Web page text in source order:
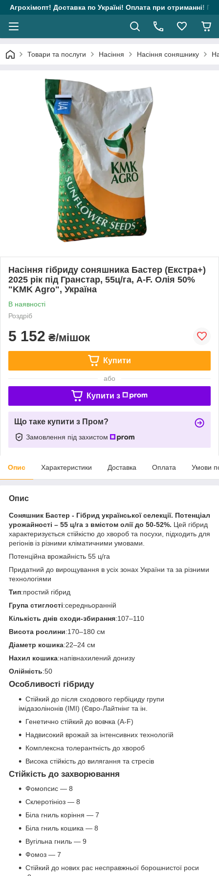
Агрохімопт! Доставка по Україні! Оплата при отриманні!
Товари та послуги Насіння Насіння соняшнику
Насіння гібриду соняшника Бастер (Екстра+)
2025 рік під Гранстар, 55ц/га, A-F. Олія 50%
"KMK Agro", Україна
В наявності
Роздріб
5 152 ₴/мішок
Купити
або
Купити з
Що таке купити з Пром?
Замовлення під захистом
Опис Характеристики Доставка Оплата Умови
Опис
Соняшник Бастер - Гібрид української селекції. Потенціал
урожайності – 55 ц/га з вмістом олії до 50-52%. Цей гібрид
характеризується стійкістю до хвороб та посухи, підходить для
регіонів із різними кліматичними умовами.
Потенційна врожайність 55 ц/га
Придатний до вирощування в усіх зонах України та за різними
технологіями
Тип:простий гібрид
Група стиглості:середньоранній
Кількість днів сходи-збирання:107–110
Висота рослини:170–180 см
Діаметр кошика:22–24 см
Нахил кошика:напівнахилений донизу
Олійність:50
Особливості гібриду
Стійкий до після сходового гербіциду групи
імідазолінонів (IMI) (Євро-Лайтнінг та ін.
Генетично стійкий до вовчка (A-F)
Надвисокий врожай за інтенсивних технологій
Комплексна толерантність до хвороб
Висока стійкість до вилягання та стресів
Стійкість до захворювання
Фомопсис — 8
Склеротініоз — 8
Біла гниль коріння — 7
Біла гниль кошика — 8
Вугільна гниль — 9
Фомоз — 7
Стійкий до нових рас несправжньої борошнистої роси